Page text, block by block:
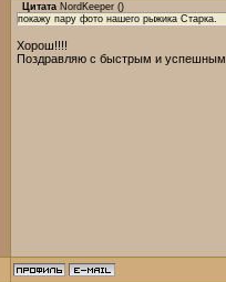
Цитата NordKeeper ()
покажу пару фото нашего рыжика Старка.
Хорош!!!!
Поздравляю с быстрым и